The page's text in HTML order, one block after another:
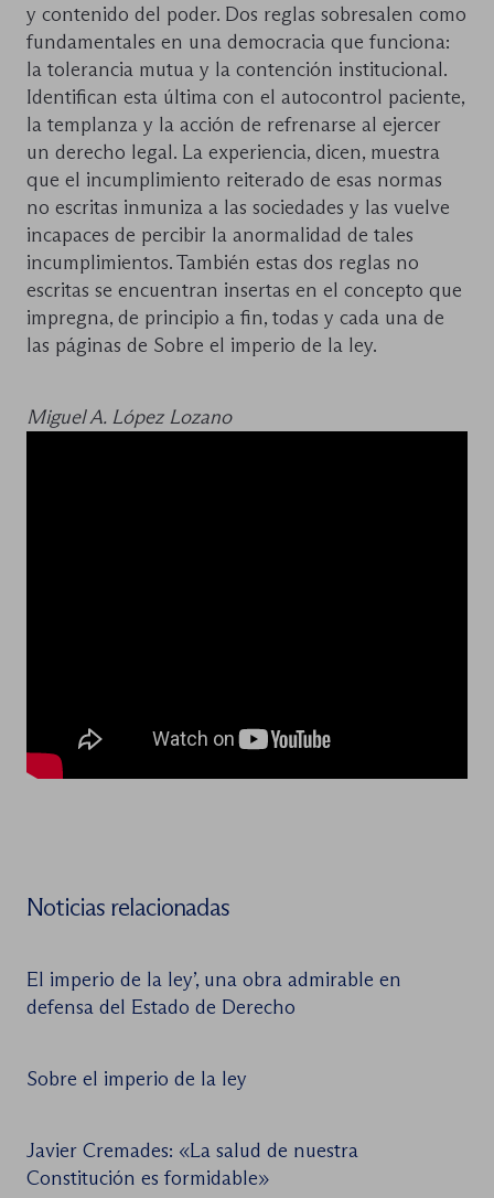
y contenido del poder. Dos reglas sobresalen como
fundamentales en una democracia que funciona:
la tolerancia mutua y la contención institucional.
Identifican esta última con el autocontrol paciente,
la templanza y la acción de refrenarse al ejercer
un derecho legal. La experiencia, dicen, muestra
que el incumplimiento reiterado de esas normas
no escritas inmuniza a las sociedades y las vuelve
incapaces de percibir la anormalidad de tales
incumplimientos. También estas dos reglas no
escritas se encuentran insertas en el concepto que
impregna, de principio a fin, todas y cada una de
las páginas de Sobre el imperio de la ley.
Miguel A. López Lozano
Noticias relacionadas
El imperio de la ley’, una obra admirable en
defensa del Estado de Derecho
Sobre el imperio de la ley
Javier Cremades: «La salud de nuestra
Constitución es formidable»